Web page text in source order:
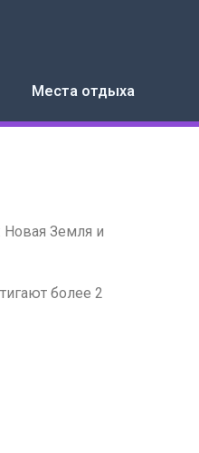
Места отдыха
Новая Земля и
более 2